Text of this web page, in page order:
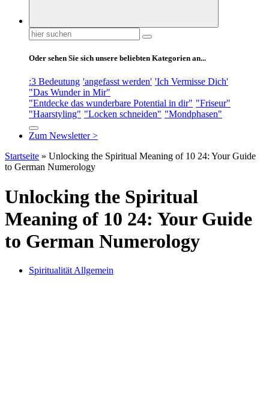
Suchen
nach:
Oder sehen Sie sich unsere beliebten Kategorien an...
:3 Bedeutung 'angefasst werden' 'Ich Vermisse Dich'
"Das Wunder in Mir"
"Entdecke das wunderbare Potential in dir" "Friseur"
"Haarstyling" "Locken schneiden" "Mondphasen"
Zum Newsletter >
Startseite » Unlocking the Spiritual Meaning of 10 24: Your Guide
to German Numerology
Unlocking the Spiritual
Meaning of 10 24: Your Guide
to German Numerology
Spiritualität Allgemein